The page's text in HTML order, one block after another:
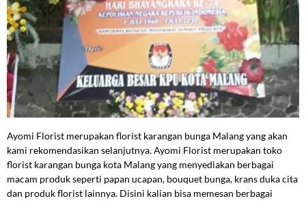
Ayomi Florist merupakan florist karangan bunga Malang yang akan
kami rekomendasikan selanjutnya. Ayomi Florist merupakan toko
florist karangan bunga kota Malang yang menyediakan berbagai
macam produk seperti papan ucapan, bouquet bunga, krans duka cita
dan produk florist lainnya. Disini kalian bisa memesan berbagai